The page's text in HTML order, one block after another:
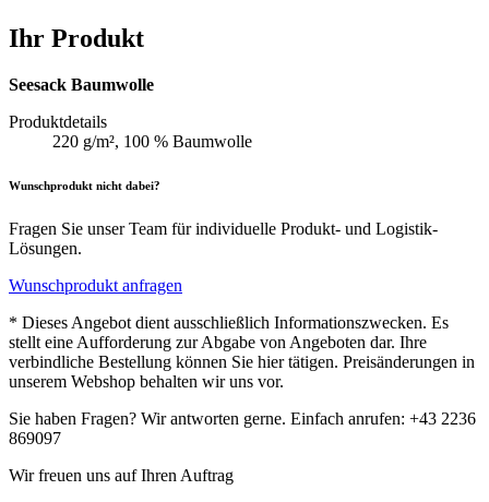
Ihr Produkt
Seesack Baumwolle
Produktdetails
220 g/m², 100 % Baumwolle
Wunschprodukt nicht dabei?
Fragen Sie unser Team für individuelle Produkt- und Logistik-
Lösungen.
Wunschprodukt anfragen
* Dieses Angebot dient ausschließlich Informationszwecken. Es
stellt eine Aufforderung zur Abgabe von Angeboten dar. Ihre
verbindliche Bestellung können Sie hier tätigen. Preisänderungen in
unserem Webshop behalten wir uns vor.
Sie haben Fragen? Wir antworten gerne. Einfach anrufen: +43 2236
869097
Wir freuen uns auf Ihren Auftrag